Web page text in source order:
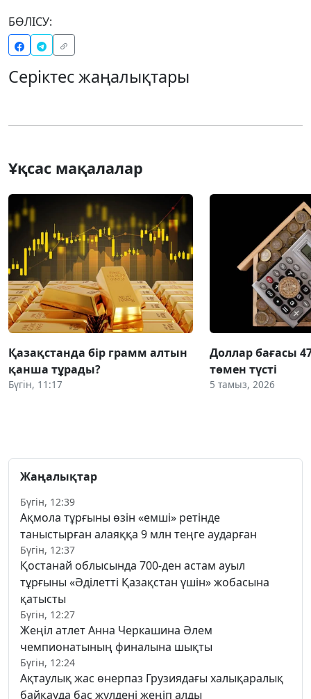
БӨЛІСУ:
Серіктес жаңалықтары
Ұқсас мақалалар
Қазақстанда бір грамм алтын
қанша тұрады?
Бүгін, 11:17
Доллар бағасы
төмен түсті
5 тамыз, 2026
Жаңалықтар
Бүгін, 12:39
Ақмола тұрғыны өзін «емші» ретінде
таныстырған алаяққа 9 млн теңге аударған
Бүгін, 12:37
Қостанай облысында 700-ден астам ауыл
тұрғыны «Әділетті Қазақстан үшін» жобасына
қатысты
Бүгін, 12:27
Жеңіл атлет Анна Черкашина Әлем
чемпионатының финалына шықты
Бүгін, 12:24
Ақтаулық жас өнерпаз Грузиядағы халықаралық
байқауда бас жүлдені жеңіп алды